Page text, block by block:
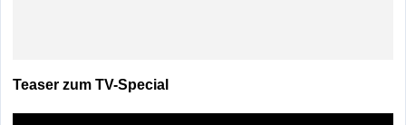
Teaser zum TV-Special